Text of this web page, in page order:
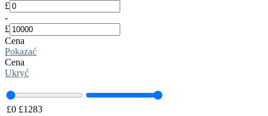
£
-
£
Cena
Pokazać
Cena
Ukryć
£0 £1283